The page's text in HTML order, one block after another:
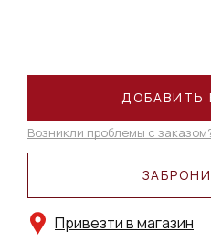
Привезти в магазин
ДОБАВИТЬ
Возникли проблемы с